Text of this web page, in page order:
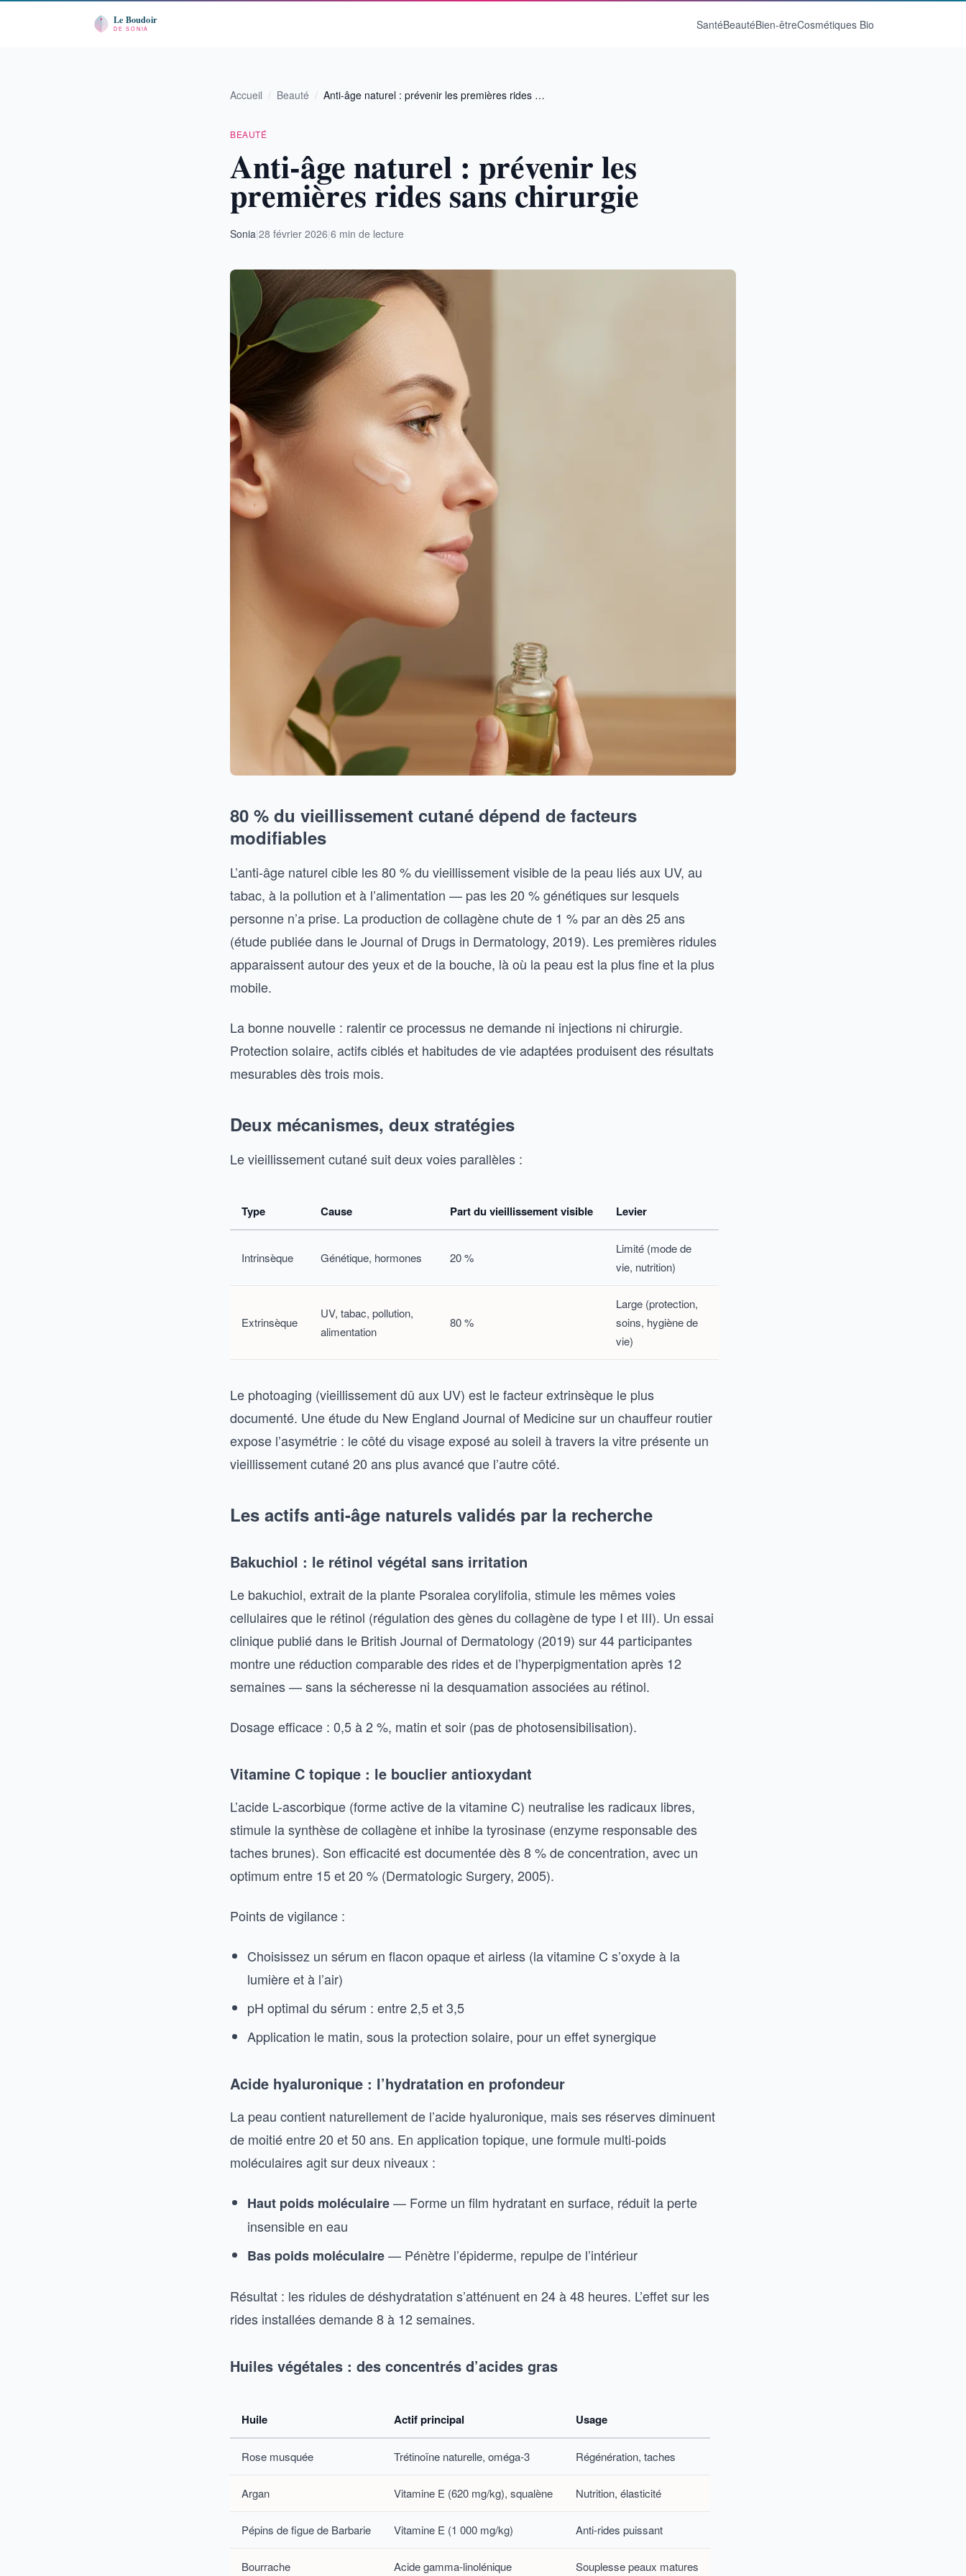
SantéBeautéBien-êtreCosmétiques Bio
Accueil / Beauté / Anti-âge naturel : prévenir les premières rides …
BEAUTÉ
Anti-âge naturel : prévenir les
premières rides sans chirurgie
Sonia|28 février 2026|6 min de lecture
80 % du vieillissement cutané dépend de facteurs
modifiables
L’anti-âge naturel cible les 80 % du vieillissement visible de la peau liés aux UV, au
tabac, à la pollution et à l’alimentation — pas les 20 % génétiques sur lesquels
personne n’a prise. La production de collagène chute de 1 % par an dès 25 ans
(étude publiée dans le Journal of Drugs in Dermatology, 2019). Les premières ridules
apparaissent autour des yeux et de la bouche, là où la peau est la plus fine et la plus
mobile.
La bonne nouvelle : ralentir ce processus ne demande ni injections ni chirurgie.
Protection solaire, actifs ciblés et habitudes de vie adaptées produisent des résultats
mesurables dès trois mois.
Deux mécanismes, deux stratégies
Le vieillissement cutané suit deux voies parallèles :
Type Cause Part du vieillissement visible Levier
Intrinsèque Génétique, hormones 20 %
Limité (mode de
vie, nutrition)
Extrinsèque
UV, tabac, pollution,
alimentation
80 %
Large (protection,
soins, hygiène de
vie)
Le photoaging (vieillissement dû aux UV) est le facteur extrinsèque le plus
documenté. Une étude du New England Journal of Medicine sur un chauffeur routier
expose l’asymétrie : le côté du visage exposé au soleil à travers la vitre présente un
vieillissement cutané 20 ans plus avancé que l’autre côté.
Les actifs anti-âge naturels validés par la recherche
Bakuchiol : le rétinol végétal sans irritation
Le bakuchiol, extrait de la plante Psoralea corylifolia, stimule les mêmes voies
cellulaires que le rétinol (régulation des gènes du collagène de type I et III). Un essai
clinique publié dans le British Journal of Dermatology (2019) sur 44 participantes
montre une réduction comparable des rides et de l’hyperpigmentation après 12
semaines — sans la sécheresse ni la desquamation associées au rétinol.
Dosage efficace : 0,5 à 2 %, matin et soir (pas de photosensibilisation).
Vitamine C topique : le bouclier antioxydant
L’acide L-ascorbique (forme active de la vitamine C) neutralise les radicaux libres,
stimule la synthèse de collagène et inhibe la tyrosinase (enzyme responsable des
taches brunes). Son efficacité est documentée dès 8 % de concentration, avec un
optimum entre 15 et 20 % (Dermatologic Surgery, 2005).
Points de vigilance :
Choisissez un sérum en flacon opaque et airless (la vitamine C s’oxyde à la
lumière et à l’air)
pH optimal du sérum : entre 2,5 et 3,5
Application le matin, sous la protection solaire, pour un effet synergique
Acide hyaluronique : l’hydratation en profondeur
La peau contient naturellement de l’acide hyaluronique, mais ses réserves diminuent
de moitié entre 20 et 50 ans. En application topique, une formule multi-poids
moléculaires agit sur deux niveaux :
Haut poids moléculaire— Forme un film hydratant en surface, réduit la perte
insensible en eau
Bas poids moléculaire— Pénètre l’épiderme, repulpe de l’intérieur
Résultat : les ridules de déshydratation s’atténuent en 24 à 48 heures. L’effet sur les
rides installées demande 8 à 12 semaines.
Huiles végétales : des concentrés d’acides gras
Huile Actif principal Usage
Rose musquée Trétinoïne naturelle, oméga-3 Régénération, taches
Argan Vitamine E (620 mg/kg), squalène Nutrition, élasticité
Pépins de figue de Barbarie Vitamine E (1 000 mg/kg) Anti-rides puissant
Bourrache Acide gamma-linolénique Souplesse peaux matures